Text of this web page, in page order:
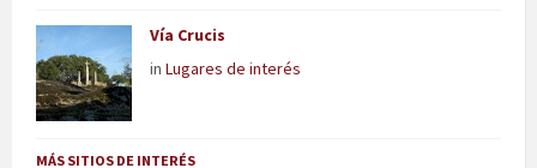
Vía Crucis
in Lugares de interés
MÁS SITIOS DE INTERÉS